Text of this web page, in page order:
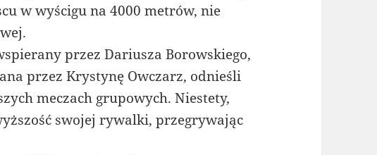
w wyścigu na 4000 metrów, nie
przez Dariusza Borowskiego,
przez Krystynę Owczarz, odnieśli
meczach grupowych. Niestety,
swojej rywalki, przegrywając